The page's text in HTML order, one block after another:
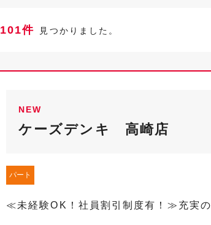
101件 見つかりました。
NEW
ケーズデンキ 高崎店
パート
≪未経験OK！社員割引制度有！≫充実